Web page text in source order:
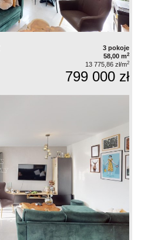
3 pokoje
58,00 m2
13 775,86 zł/m2
799 000 zł